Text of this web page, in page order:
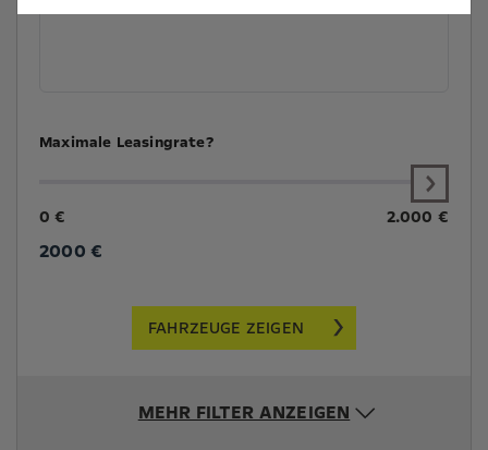
Maximale Leasingrate?
0 € 2.000 €
2000 €
FAHRZEUGE ZEIGEN
MEHR FILTER ANZEIGEN